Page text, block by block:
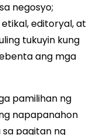
negosyo;
editoryal, at
tukuyin kung
ang mga
pamilihan ng
napapanahon
pagitan ng